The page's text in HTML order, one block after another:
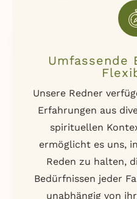
Umfassende
Unsere Redner
Erfahrungen aus
spirituellen
ermöglicht es uns,
Reden zu halten,
Bedürfnissen jeder
unabhängig von